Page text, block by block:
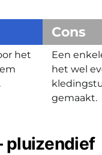
het
Cons
Een
het wel
gemaakt.
pluizendief